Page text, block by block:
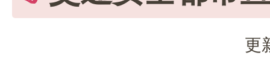
更